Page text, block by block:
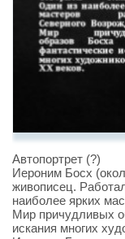
Автопортрет (?)
Иероним Босх
живописец.
наиболее ярких
Мир причудливых
искания многих